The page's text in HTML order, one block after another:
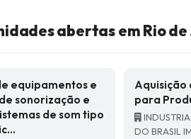
abertas em Rio de
equipamentos e
sonorização e
de som tipo
Aquisição
para
DO BRASIL